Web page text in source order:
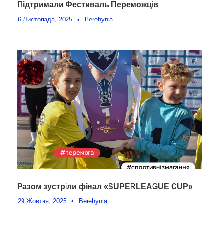
Підтримали Фестиваль Переможців
6 Листопада, 2025 • Berehynia
Разом зустріли фінал «SUPERLEAGUE CUP»
29 Жовтня, 2025 • Berehynia